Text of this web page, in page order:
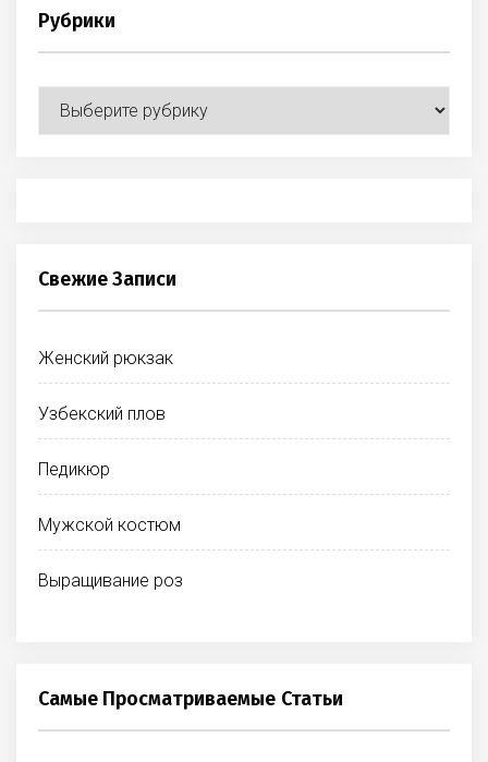
Рубрики
Рубрики
Свежие Записи
Женский рюкзак
Узбекский плов
Педикюр
Мужской костюм
Выращивание роз
Самые Просматриваемые Статьи